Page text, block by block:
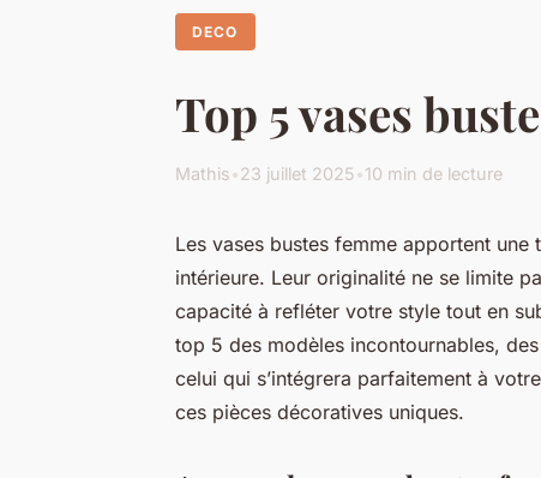
DECO
Top 5 vases
Mathis•23 juillet 2025•10 min de lecture
Les vases bustes femme apportent
intérieure. Leur originalité ne se limite
capacité à refléter votre style tout en
top 5 des modèles incontournables,
celui qui s’intégrera parfaitement à
ces pièces décoratives uniques.